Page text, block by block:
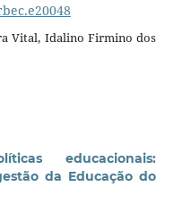
Vital, Idalino Firmino dos
educacionais:
da Educação do